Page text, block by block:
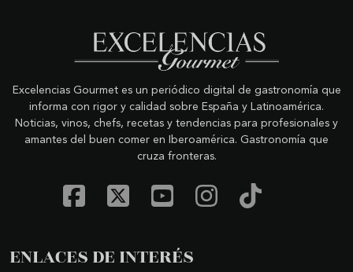
Excelencias Gourmet es un periódico digital de gastronomía que
informa con rigor y calidad sobre España y Latinoamérica.
Noticias, vinos, chefs, recetas y tendencias para profesionales y
amantes del buen comer en Iberoamérica. Gastronomía que
cruza fronteras.
ENLACES DE INTERÉS